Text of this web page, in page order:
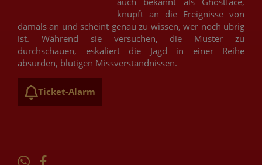
knüpft an die Ereignisse von
damals an und scheint genau zu wissen, wer noch übrig
ist. Während sie versuchen, die Muster zu
durchschauen, eskaliert die Jagd in einer Reihe
absurden, blutigen Missverständnissen.
Ticket-Alarm